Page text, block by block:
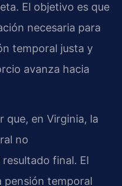
El objetivo es que
necesaria para
temporal justa y
avanza hacia
que, en Virginia, la
no
final. El
pensión temporal